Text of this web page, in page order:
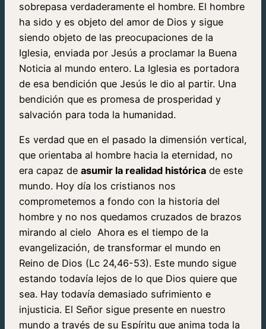
sobrepasa verdaderamente el hombre. El hombre
ha sido y es objeto del amor de Dios y sigue
siendo objeto de las preocupaciones de la
Iglesia, enviada por Jesús a proclamar la Buena
Noticia al mundo entero. La Iglesia es portadora
de esa bendición que Jesús le dio al partir. Una
bendición que es promesa de prosperidad y
salvación para toda la humanidad.
Es verdad que en el pasado la dimensión vertical,
que orientaba al hombre hacia la eternidad, no
era capaz de asumir la realidad histórica de este
mundo. Hoy día los cristianos nos
comprometemos a fondo con la historia del
hombre y no nos quedamos cruzados de brazos
mirando al cielo Ahora es el tiempo de la
evangelización, de transformar el mundo en
Reino de Dios (Lc 24,46-53). Este mundo sigue
estando todavía lejos de lo que Dios quiere que
sea. Hay todavía demasiado sufrimiento e
injusticia. El Señor sigue presente en nuestro
mundo a través de su Espíritu que anima toda la